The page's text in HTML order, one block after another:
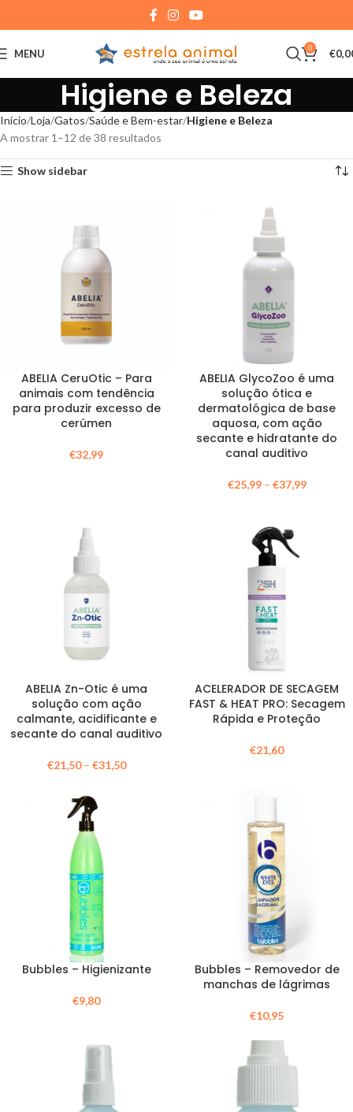
MENU 0 €
Higiene e Beleza
Início Loja Gatos Saúde e Bem-estar Higiene e Beleza
A mostrar 1–12 de 38 resultados
Show sidebar
ABELIA CeruOtic – Para
animais com tendência
para produzir excesso de
cerúmen
€32,99
ABELIA GlycoZoo é uma
solução ótica e
dermatológica de base
aquosa, com ação
secante e hidratante do
canal auditivo
€25,99– €37,99
ABELIA Zn-Otic é uma
solução com ação
calmante, acidificante e
secante do canal auditivo
€21,50– €31,50
ACELERADOR DE SECAGEM
FAST & HEAT PRO: Secagem
Rápida e Proteção
€21,60
Bubbles – Higienizante
€9,80
Bubbles – Removedor de
manchas de lágrimas
€10,95